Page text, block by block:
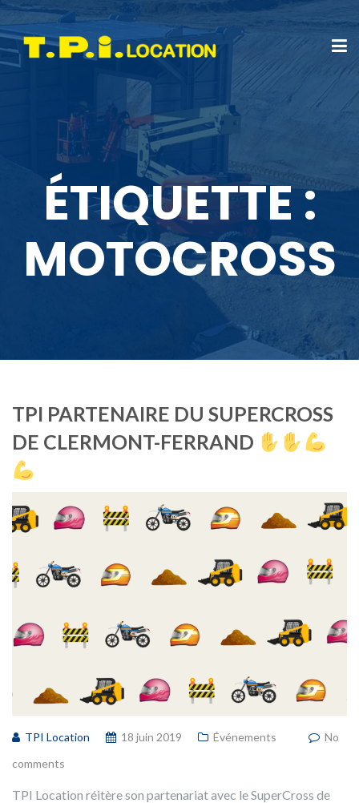
ÉTIQUETTE :
MOTOCROSS
TPI PARTENAIRE DU SUPERCROSS
DE CLERMONT-FERRAND
TPI Location 18 juin 2019 Événements
No
comments
TPI Location réitère son partenariat avec le SuperCross de